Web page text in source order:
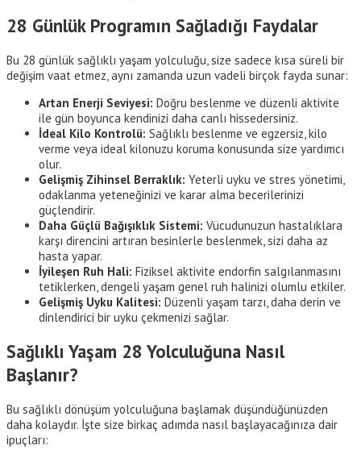
28 Günlük Programın Sağladığı Faydalar
Bu 28 günlük sağlıklı yaşam yolculuğu, size sadece kısa süreli bir
değişim vaat etmez, aynı zamanda uzun vadeli birçok fayda sunar:
Artan Enerji Seviyesi: Doğru beslenme ve düzenli aktivite
ile gün boyunca kendinizi daha canlı hissedersiniz.
İdeal Kilo Kontrolü: Sağlıklı beslenme ve egzersiz, kilo
verme veya ideal kilonuzu koruma konusunda size yardımcı
olur.
Gelişmiş Zihinsel Berraklık: Yeterli uyku ve stres yönetimi,
odaklanma yeteneğinizi ve karar alma becerilerinizi
güçlendirir.
Daha Güçlü Bağışıklık Sistemi: Vücudunuzun hastalıklara
karşı direncini artıran besinlerle beslenmek, sizi daha az
hasta yapar.
İyileşen Ruh Hali: Fiziksel aktivite endorfin salgılanmasını
tetiklerken, dengeli yaşam genel ruh halinizi olumlu etkiler.
Gelişmiş Uyku Kalitesi: Düzenli yaşam tarzı, daha derin ve
dinlendirici bir uyku çekmenizi sağlar.
Sağlıklı Yaşam 28 Yolculuğuna Nasıl
Başlanır?
Bu sağlıklı dönüşüm yolculuğuna başlamak düşündüğünüzden
daha kolaydır. İşte size birkaç adımda nasıl başlayacağınıza dair
ipuçları: